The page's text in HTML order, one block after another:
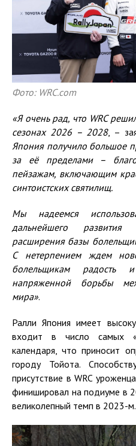
Фото: WRC.com
«Я очень рад, что WRCрешил
сезонах 2026 – 2028, –
Япония получило большое
за её пределами –
пейзажам, включающим
синтоистских святилищ.
Мы надеемся
дальнейшего
расширения базы
С нетерпением ждем
болельщикам радость
напряженной борьбы
мира».
Ралли Япония имеет
входит в число самых
календаря, что приносит
городу Тойота.
присутствие в WRC
финишировал на подиуме в
великолепный темп в 2023-м.